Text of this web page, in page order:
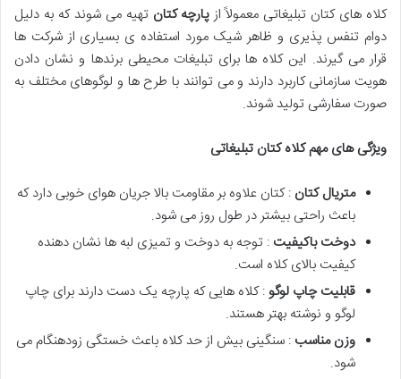
کلاه های کتان تبلیغاتی معمولاً از پارچه کتان تهیه می شوند که به دلیل
دوام تنفس پذیری و ظاهر شیک مورد استفاده ی بسیاری از شرکت ها
قرار می گیرند. این کلاه ها برای تبلیغات محیطی برندها و نشان دادن
هویت سازمانی کاربرد دارند و می توانند با طرح ها و لوگوهای مختلف به
صورت سفارشی تولید شوند.
ویژگی های مهم کلاه کتان تبلیغاتی
متریال کتان : کتان علاوه بر مقاومت بالا جریان هوای خوبی دارد که
باعث راحتی بیشتر در طول روز می شود.
دوخت باکیفیت : توجه به دوخت و تمیزی لبه ها نشان دهنده
کیفیت بالای کلاه است.
قابلیت چاپ لوگو : کلاه هایی که پارچه یک دست دارند برای چاپ
لوگو و نوشته بهتر هستند.
وزن مناسب : سنگینی بیش از حد کلاه باعث خستگی زودهنگام می
شود.